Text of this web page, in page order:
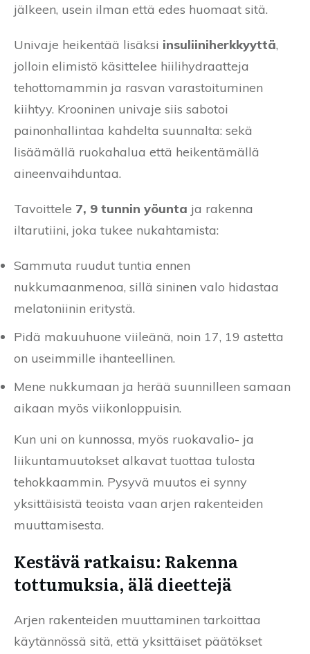
jälkeen, usein ilman että edes huomaat sitä.
Univaje heikentää lisäksi insuliiniherkkyyttä,
jolloin elimistö käsittelee hiilihydraatteja
tehottomammin ja rasvan varastoituminen
kiihtyy. Krooninen univaje siis sabotoi
painonhallintaa kahdelta suunnalta: sekä
lisäämällä ruokahalua että heikentämällä
aineenvaihduntaa.
Tavoittele 7, 9 tunnin yöunta ja rakenna
iltarutiini, joka tukee nukahtamista:
Sammuta ruudut tuntia ennen
nukkumaanmenoa, sillä sininen valo hidastaa
melatoniinin eritystä.
Pidä makuuhuone viileänä, noin 17, 19 astetta
on useimmille ihanteellinen.
Mene nukkumaan ja herää suunnilleen samaan
aikaan myös viikonloppuisin.
Kun uni on kunnossa, myös ruokavalio- ja
liikuntamuutokset alkavat tuottaa tulosta
tehokkaammin. Pysyvä muutos ei synny
yksittäisistä teoista vaan arjen rakenteiden
muuttamisesta.
Kestävä ratkaisu: Rakenna
tottumuksia, älä dieettejä
Arjen rakenteiden muuttaminen tarkoittaa
käytännössä sitä, että yksittäiset päätökset